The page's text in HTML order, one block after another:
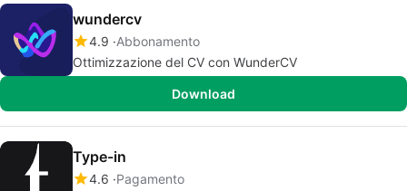
wundercv
4.9 Abbonamento
Ottimizzazione del CV con WunderCV
Download
Type-in
4.6 Pagamento